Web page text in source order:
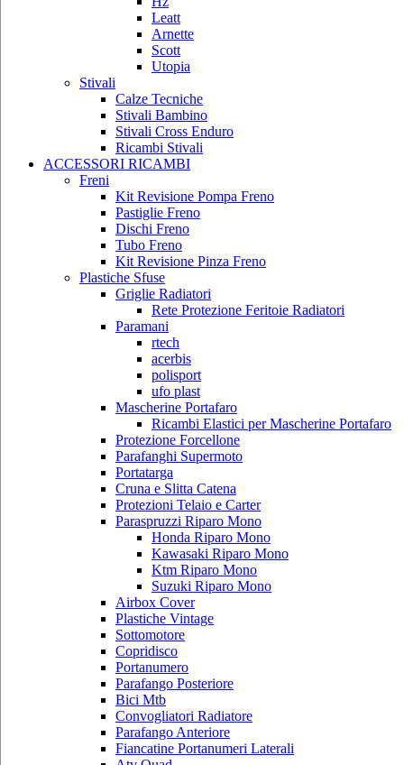
Leatt
Arnette
Scott
Utopia
Stivali
Calze Tecniche
Stivali Bambino
Stivali Cross Enduro
Ricambi Stivali
ACCESSORI RICAMBI
Freni
Kit Revisione Pompa Freno
Pastiglie Freno
Dischi Freno
Tubo Freno
Kit Revisione Pinza Freno
Plastiche Sfuse
Griglie Radiatori
Rete Protezione Feritoie Radiatori
Paramani
rtech
acerbis
polisport
ufo plast
Mascherine Portafaro
Ricambi Elastici per Mascherine Portafaro
Protezione Forcellone
Parafanghi Supermoto
Portatarga
Cruna e Slitta Catena
Protezioni Telaio e Carter
Paraspruzzi Riparo Mono
Honda Riparo Mono
Kawasaki Riparo Mono
Ktm Riparo Mono
Suzuki Riparo Mono
Airbox Cover
Plastiche Vintage
Sottomotore
Copridisco
Portanumero
Parafango Posteriore
Bici Mtb
Convogliatori Radiatore
Parafango Anteriore
Fiancatine Portanumeri Laterali